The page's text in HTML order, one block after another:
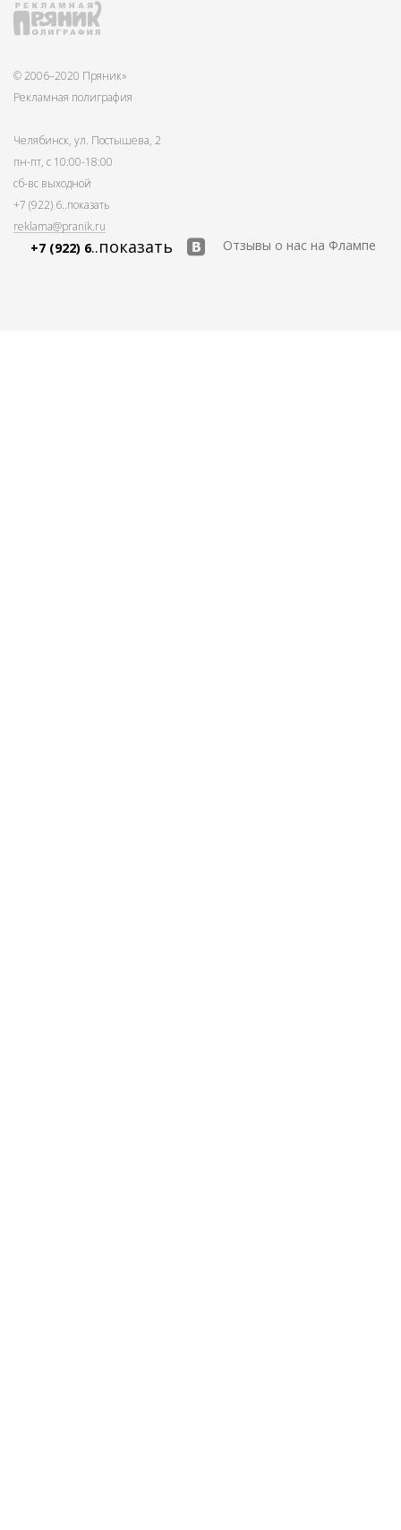
© 2006–2020 Пряник»
Рекламная полиграфия
Челябинск, ул. Постышева, 2
пн-пт, с 10:00-18:00
сб-вс выходной
+7 (922) 6..показать
reklama@pranik.ru
+7 (922) 6..показать Отзывы о нас на Флампе